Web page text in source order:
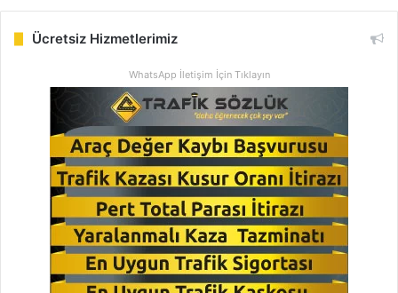
Ücretsiz Hizmetlerimiz
WhatsApp İletişim İçin Tıklayın